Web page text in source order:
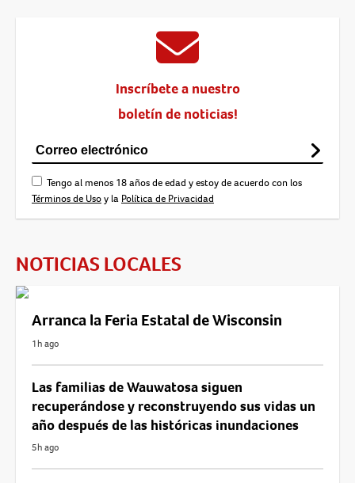
Inscríbete a nuestro
boletín de noticias!
Tengo al menos 18 años de edad y estoy de acuerdo con los
Términos de Usoy la Política de Privacidad
NOTICIAS LOCALES
Arranca la Feria Estatal de Wisconsin
1h ago
Las familias de Wauwatosa siguen
recuperándose y reconstruyendo sus vidas un
año después de las históricas inundaciones
5h ago